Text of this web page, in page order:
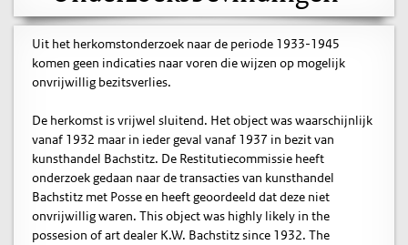
Uit het herkomstonderzoek naar de periode 1933-1945
komen geen indicaties naar voren die wijzen op mogelijk
onvrijwillig bezitsverlies.
De herkomst is vrijwel sluitend. Het object was waarschijnlijk
vanaf 1932 maar in ieder geval vanaf 1937 in bezit van
kunsthandel Bachstitz. De Restitutiecommissie heeft
onderzoek gedaan naar de transacties van kunsthandel
Bachstitz met Posse en heeft geoordeeld dat deze niet
onvrijwillig waren. This object was highly likely in the
possesion of art dealer K.W. Bachstitz since 1932. The